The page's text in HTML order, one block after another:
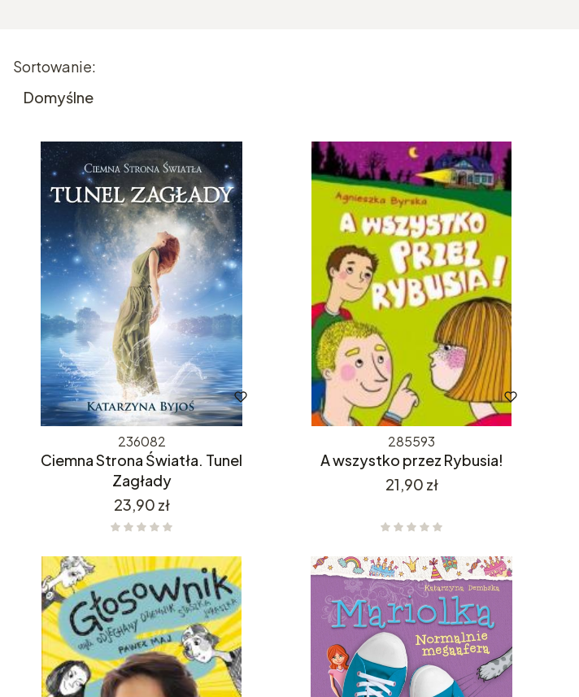
Lista produktów
Sortowanie:
Domyślne
236082
Ciemna Strona Światła. Tunel
Zagłady
Cena
23,90 zł
285593
A wszystko przez Rybusia!
Cena
21,90 zł